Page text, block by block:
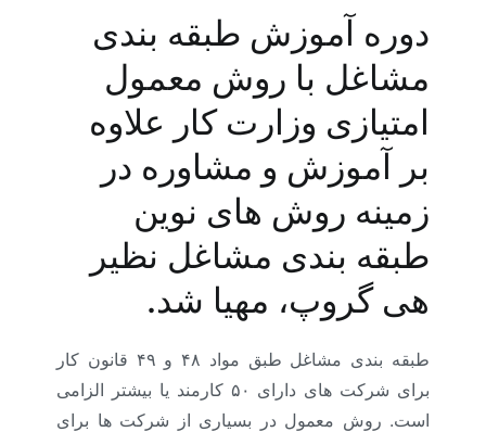
دوره آموزش طبقه بندی
مشاغل با روش معمول
امتیازی وزارت کار علاوه
بر آموزش و مشاوره در
زمینه روش های نوین
طبقه بندی مشاغل نظیر
هی گروپ، مهیا شد.
طبقه بندی مشاغل طبق مواد ۴۸ و ۴۹ قانون کار
برای شرکت های دارای ۵۰ کارمند یا بیشتر الزامی
است. روش معمول در بسیاری از شرکت ها برای